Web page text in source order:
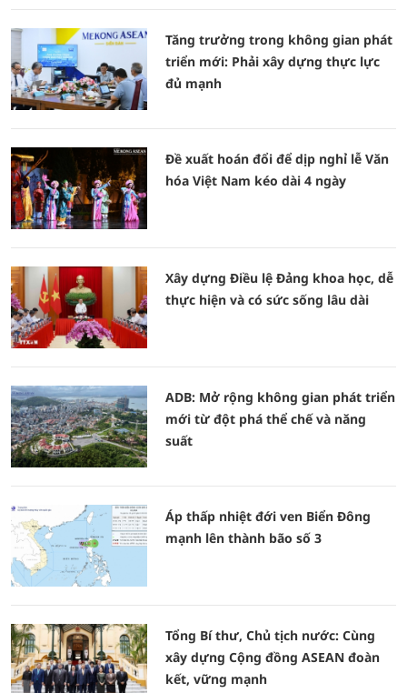
Tăng trưởng trong không gian phát
triển mới: Phải xây dựng thực lực
đủ mạnh
Đề xuất hoán đổi để dịp nghỉ lễ Văn
hóa Việt Nam kéo dài 4 ngày
Xây dựng Điều lệ Đảng khoa học, dễ
thực hiện và có sức sống lâu dài
ADB: Mở rộng không gian phát triển
mới từ đột phá thể chế và năng
suất
Áp thấp nhiệt đới ven Biển Đông
mạnh lên thành bão số 3
Tổng Bí thư, Chủ tịch nước: Cùng
xây dựng Cộng đồng ASEAN đoàn
kết, vững mạnh